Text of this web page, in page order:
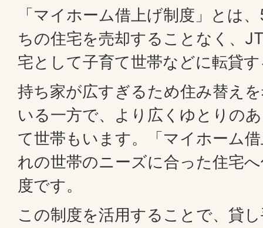
「マイホーム借上げ制度」とは
ちの住宅を売却することなく、
宅として子育て世帯などに転貸
持ち家が広すぎるため住み替え
いる一方で、より広くゆとりの
て世帯もいます。「マイホーム
れの世帯のニーズに合った住宅
度です。
この制度を活用することで、貸